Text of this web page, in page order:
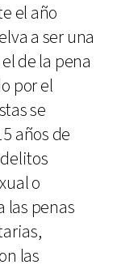
el año
a ser una
de la pena
por el
se
años de
o
las penas
las